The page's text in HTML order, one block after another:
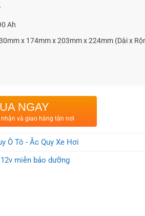
Ah
x 174mm x 203mm x 224mm (Dài x
NGAY
nhận và giao hàng tận nơi
Ô Tô - Ắc Quy Xe Hơi
miễn bảo dưỡng